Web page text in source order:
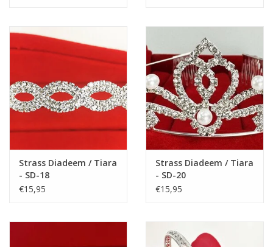
Maat 25: 16 cm
Maat 26: 16,5 cm
Maat 29: 18,5 cm
Maat 30: 19 cm
Maat 33: 21 cm
Maat 34: 22 cm
NIET voor volwassenen!
Strass Diadeem / Tiara
- SD-18
€15,95
Strass Diadeem / Tiara
- SD-20
€15,95